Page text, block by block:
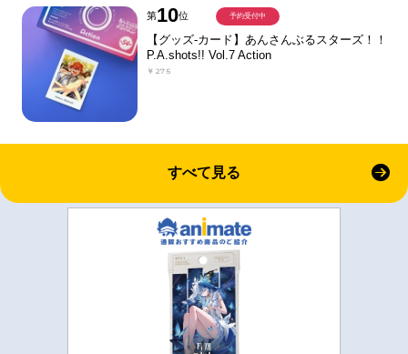
第10位
【グッズ-カード】あんさんぶるスターズ！！
P.A.shots!! Vol.7 Action
￥275
予約受付中
すべて見る